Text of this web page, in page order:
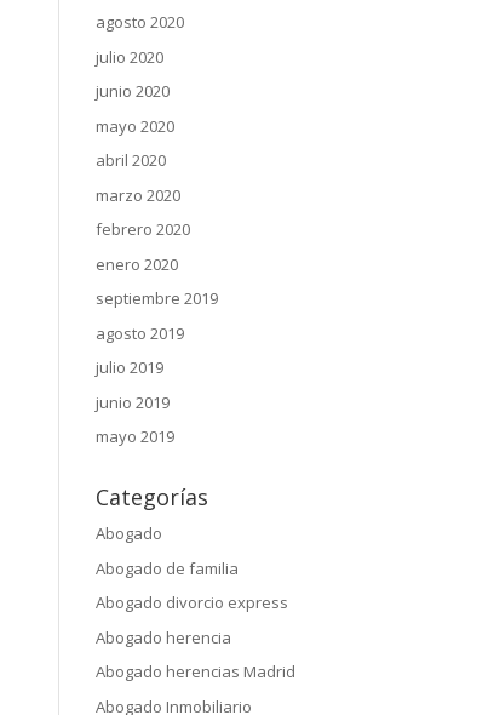
agosto 2020
julio 2020
junio 2020
mayo 2020
abril 2020
marzo 2020
febrero 2020
enero 2020
septiembre 2019
agosto 2019
julio 2019
junio 2019
mayo 2019
Categorías
Abogado
Abogado de familia
Abogado divorcio express
Abogado herencia
Abogado herencias Madrid
Abogado Inmobiliario